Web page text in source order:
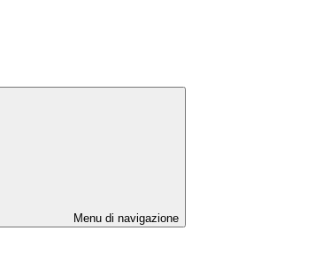
Menu di navigazione